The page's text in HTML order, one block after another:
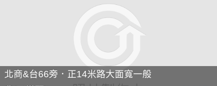
北商&台66旁．正14米路大面寬一般